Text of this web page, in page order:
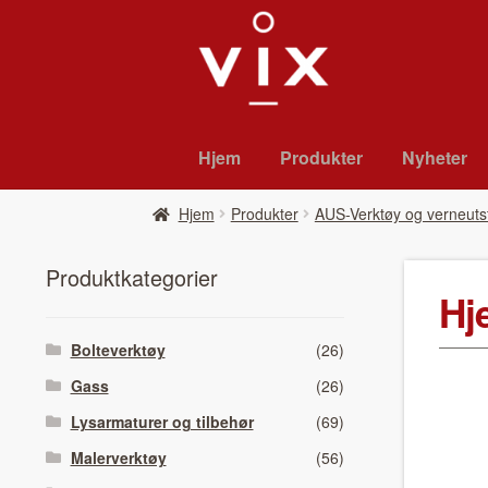
til
navigasjon
til
innhold
Hjem Pro­duk­ter Nyheter
Hjem Pro­duk­ter AUS-Verktøy og
Pro­duk­tkat­e­gori­er
Bolteverktøy
(26)
Gass
(26)
Lysarmaturer og tilbehør
(69)
Malerverktøy
(56)